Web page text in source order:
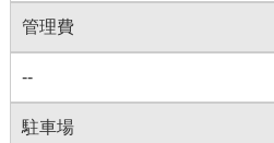
管理費
--
駐車場